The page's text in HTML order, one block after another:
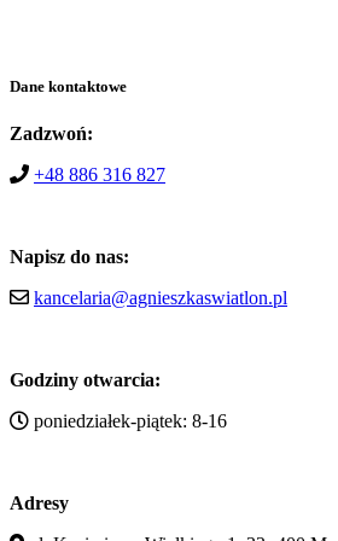
Dane kontaktowe
Zadzwoń:
+48 886 316 827
Napisz do nas:
kancelaria@agnieszkaswiatlon.pl
Godziny otwarcia:
poniedziałek-piątek: 8-16
Adresy